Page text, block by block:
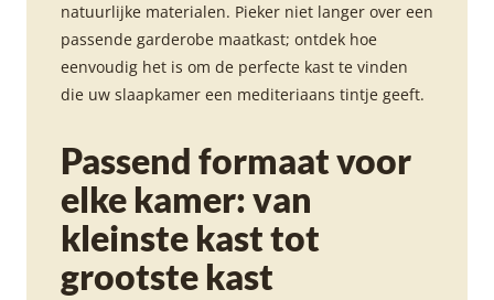
natuurlijke materialen. Pieker niet langer over een
passende garderobe maatkast; ontdek hoe
eenvoudig het is om de perfecte kast te vinden
die uw slaapkamer een mediteriaans tintje geeft.
Passend formaat voor
elke kamer: van
kleinste kast tot
grootste kast